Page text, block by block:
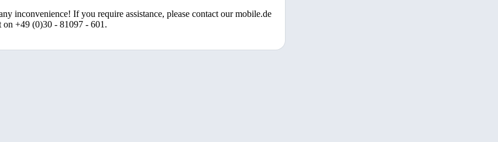
inconvenience! If you require assistance, please contact our mobile.de
on +49 (0)30 - 81097 - 601.